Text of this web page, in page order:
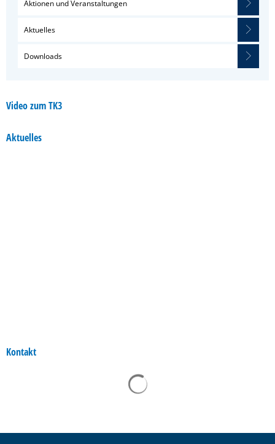
Aktionen und Veranstaltungen
Aktuelles
Downloads
Video zum TK3
Aktuelles
Kontakt